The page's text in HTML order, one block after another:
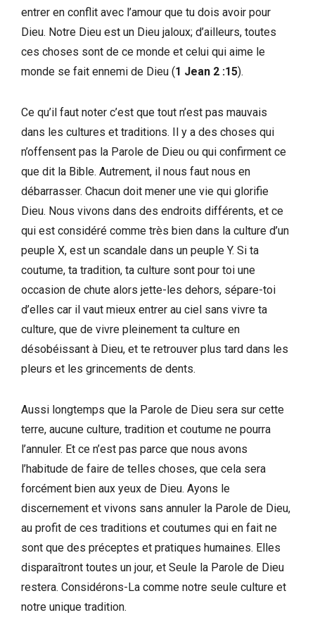
entrer en conflit avec l’amour que tu dois avoir pour
Dieu. Notre Dieu est un Dieu jaloux; d’ailleurs, toutes
ces choses sont de ce monde et celui qui aime le
monde se fait ennemi de Dieu (1 Jean 2 :15).
Ce qu’il faut noter c’est que tout n’est pas mauvais
dans les cultures et traditions. Il y a des choses qui
n’offensent pas la Parole de Dieu ou qui confirment ce
que dit la Bible. Autrement, il nous faut nous en
débarrasser. Chacun doit mener une vie qui glorifie
Dieu. Nous vivons dans des endroits différents, et ce
qui est considéré comme très bien dans la culture d’un
peuple X, est un scandale dans un peuple Y. Si ta
coutume, ta tradition, ta culture sont pour toi une
occasion de chute alors jette-les dehors, sépare-toi
d’elles car il vaut mieux entrer au ciel sans vivre ta
culture, que de vivre pleinement ta culture en
désobéissant à Dieu, et te retrouver plus tard dans les
pleurs et les grincements de dents.
Aussi longtemps que la Parole de Dieu sera sur cette
terre, aucune culture, tradition et coutume ne pourra
l’annuler. Et ce n’est pas parce que nous avons
l’habitude de faire de telles choses, que cela sera
forcément bien aux yeux de Dieu. Ayons le
discernement et vivons sans annuler la Parole de Dieu,
au profit de ces traditions et coutumes qui en fait ne
sont que des préceptes et pratiques humaines. Elles
disparaîtront toutes un jour, et Seule la Parole de Dieu
restera. Considérons-La comme notre seule culture et
notre unique tradition.